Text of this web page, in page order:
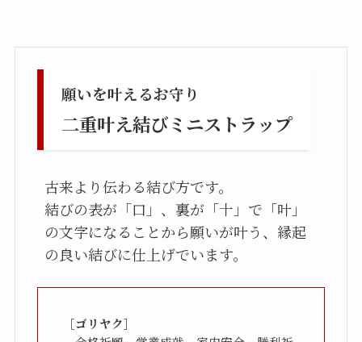
願いを叶えるお守り
二重叶え結びミニストラップ
古来より伝わる結び方です。
結びの表が「口」、裏が「十」で「叶」
の文字になることから願いが叶う、縁起
の良い結びに仕上げでいます。
［ゴリヤク］